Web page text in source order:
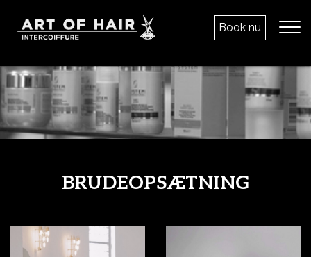
hovedindhold
Book nu
BRUDEOPSÆTNING